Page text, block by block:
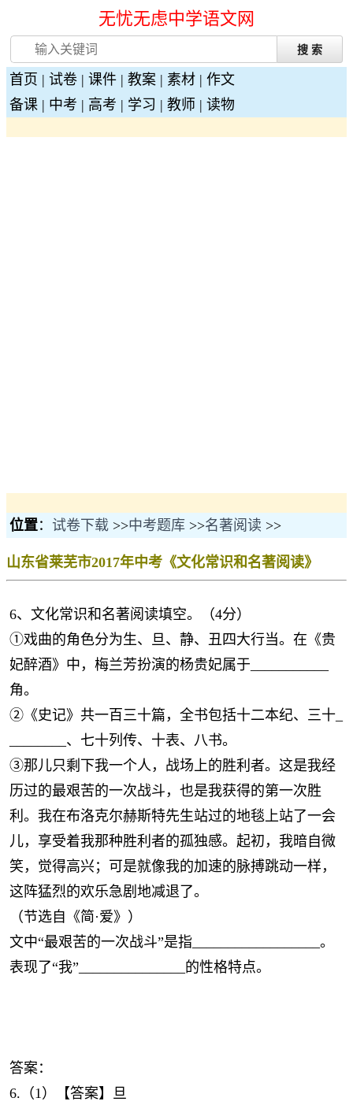
无忧无虑中学语文网
首页 | 试卷 | 课件 | 教案 | 素材 | 作文
备课 | 中考 | 高考 | 学习 | 教师 | 读物
位置： 试卷下载 >>中考题库 >>名著阅读 >>
山东省莱芜市2017年中考《文化常识和名著阅读》
6、文化常识和名著阅读填空。（4分）
①戏曲的角色分为生、旦、静、丑四大行当。在《贵
妃醉酒》中，梅兰芳扮演的杨贵妃属于___________
角。
②《史记》共一百三十篇，全书包括十二本纪、三十_
________、七十列传、十表、八书。
③那儿只剩下我一个人，战场上的胜利者。这是我经
历过的最艰苦的一次战斗，也是我获得的第一次胜
利。我在布洛克尔赫斯特先生站过的地毯上站了一会
儿，享受着我那种胜利者的孤独感。起初，我暗自微
笑，觉得高兴；可是就像我的加速的脉搏跳动一样，
这阵猛烈的欢乐急剧地减退了。
（节选自《简·爱》）
文中“最艰苦的一次战斗”是指__________________。
表现了“我”_______________的性格特点。
答案：
6.（1）【答案】旦